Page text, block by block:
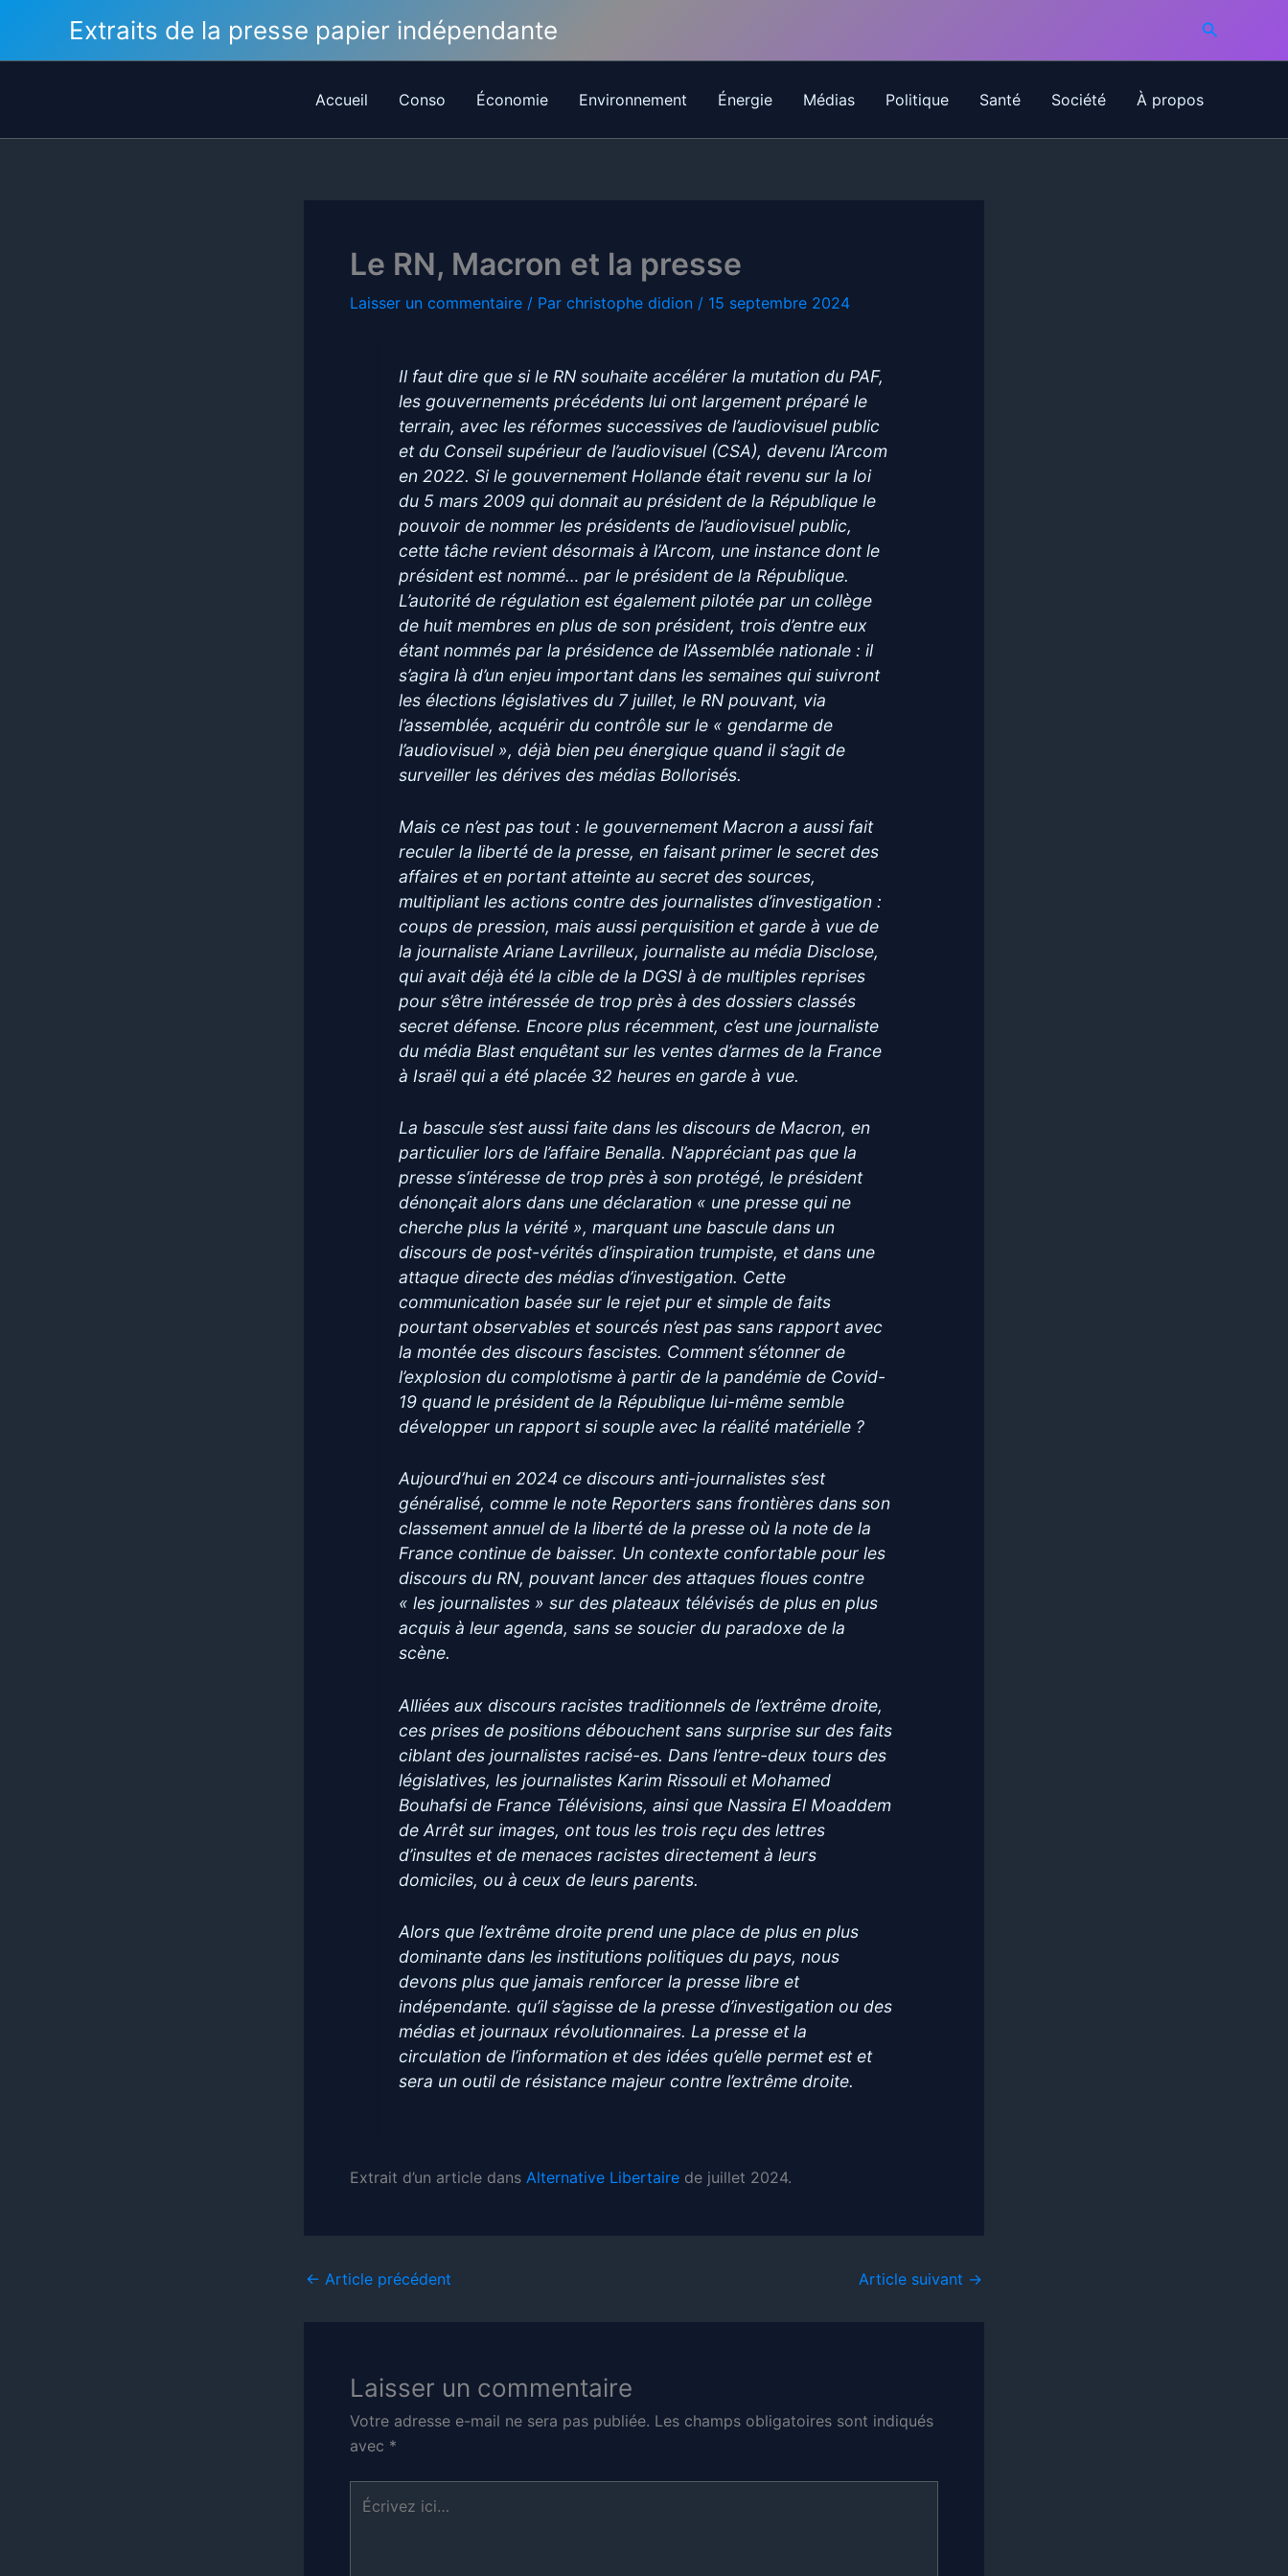
contenu
Extraits de la presse papier indépendante
Accueil Conso Économie Environnement Énergie Médias Politique Santé Société À propos
Le RN, Macron et la presse
Laisser un commentaire / Par christophe didion / 15 septembre 2024
Il faut dire que si le RN souhaite accélérer la mutation du PAF,
les gouvernements précédents lui ont largement préparé le
terrain, avec les réformes successives de l’audiovisuel public
et du Conseil supérieur de l’audiovisuel (CSA), devenu l’Arcom
en 2022. Si le gouvernement Hollande était revenu sur la loi
du 5 mars 2009 qui donnait au président de la République le
pouvoir de nommer les présidents de l’audiovisuel public,
cette tâche revient désormais à l’Arcom, une instance dont le
président est nommé… par le président de la République.
L’autorité de régulation est également pilotée par un collège
de huit membres en plus de son président, trois d’entre eux
étant nommés par la présidence de l’Assemblée nationale : il
s’agira là d’un enjeu important dans les semaines qui suivront
les élections législatives du 7 juillet, le RN pouvant, via
l’assemblée, acquérir du contrôle sur le « gendarme de
l’audiovisuel », déjà bien peu énergique quand il s’agit de
surveiller les dérives des médias Bollorisés.
Mais ce n’est pas tout : le gouvernement Macron a aussi fait
reculer la liberté de la presse, en faisant primer le secret des
affaires et en portant atteinte au secret des sources,
multipliant les actions contre des journalistes d’investigation :
coups de pression, mais aussi perquisition et garde à vue de
la journaliste Ariane Lavrilleux, journaliste au média Disclose,
qui avait déjà été la cible de la DGSI à de multiples reprises
pour s’être intéressée de trop près à des dossiers classés
secret défense. Encore plus récemment, c’est une journaliste
du média Blast enquêtant sur les ventes d’armes de la France
à Israël qui a été placée 32 heures en garde à vue.
La bascule s’est aussi faite dans les discours de Macron, en
particulier lors de l’affaire Benalla. N’appréciant pas que la
presse s’intéresse de trop près à son protégé, le président
dénonçait alors dans une déclaration « une presse qui ne
cherche plus la vérité », marquant une bascule dans un
discours de post-vérités d’inspiration trumpiste, et dans une
attaque directe des médias d’investigation. Cette
communication basée sur le rejet pur et simple de faits
pourtant observables et sourcés n’est pas sans rapport avec
la montée des discours fascistes. Comment s’étonner de
l’explosion du complotisme à partir de la pandémie de Covid-
19 quand le président de la République lui-même semble
développer un rapport si souple avec la réalité matérielle ?
Aujourd’hui en 2024 ce discours anti-journalistes s’est
généralisé, comme le note Reporters sans frontières dans son
classement annuel de la liberté de la presse où la note de la
France continue de baisser. Un contexte confortable pour les
discours du RN, pouvant lancer des attaques floues contre
« les journalistes » sur des plateaux télévisés de plus en plus
acquis à leur agenda, sans se soucier du paradoxe de la
scène.
Alliées aux discours racistes traditionnels de l’extrême droite,
ces prises de positions débouchent sans surprise sur des faits
ciblant des journalistes racisé-es. Dans l’entre-deux tours des
législatives, les journalistes Karim Rissouli et Mohamed
Bouhafsi de France Télévisions, ainsi que Nassira El Moaddem
de Arrêt sur images, ont tous les trois reçu des lettres
d’insultes et de menaces racistes directement à leurs
domiciles, ou à ceux de leurs parents.
Alors que l’extrême droite prend une place de plus en plus
dominante dans les institutions politiques du pays, nous
devons plus que jamais renforcer la presse libre et
indépendante. qu’il s’agisse de la presse d’investigation ou des
médias et journaux révolutionnaires. La presse et la
circulation de l’information et des idées qu’elle permet est et
sera un outil de résistance majeur contre l’extrême droite.
Extrait d’un article dans Alternative Libertaire de juillet 2024.
← Article précédent Article suivant →
Laisser un commentaire
Votre adresse e-mail ne sera pas publiée. Les champs obligatoires sont indiqués
avec *
Écrivez
ici…